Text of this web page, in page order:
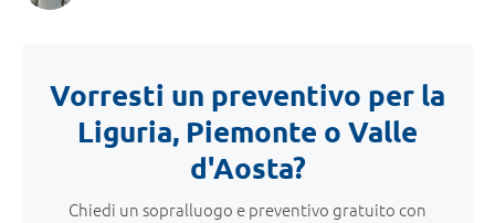
Vorresti un preventivo per la
Liguria, Piemonte o Valle
d'Aosta?
Chiedi un sopralluogo e preventivo gratuito con